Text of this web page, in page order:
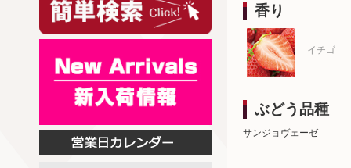
香り
イチゴ
ぶどう品種
サンジョヴェーゼ